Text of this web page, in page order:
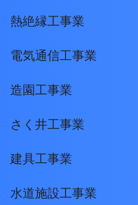
熱絶縁工事業
電気通信工事業
造園工事業
さく井工事業
建具工事業
水道施設工事業